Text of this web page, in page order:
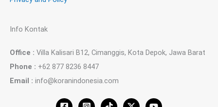
Info Kontak
Office : Villa Kalisari B12, Cimanggis, Kota Depok, Jawa Barat
Phone : +62 877 8236 8447
Email : info@koranindonesia.com